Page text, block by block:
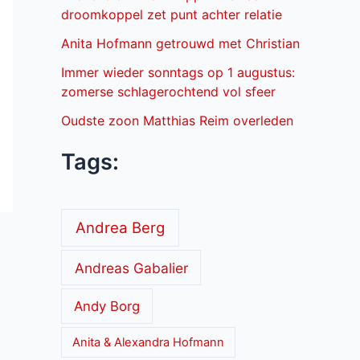
droomkoppel zet punt achter relatie
Anita Hofmann getrouwd met Christian
Immer wieder sonntags op 1 augustus:
zomerse schlagerochtend vol sfeer
Oudste zoon Matthias Reim overleden
Tags:
Andrea Berg
Andreas Gabalier
Andy Borg
Anita & Alexandra Hofmann